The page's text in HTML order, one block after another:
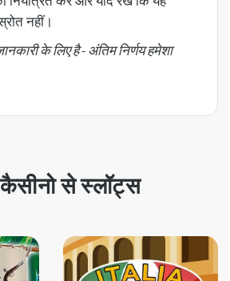
नहीं।
के लिए है - अंतिम निर्णय हमेशा
से स्लॉट्स